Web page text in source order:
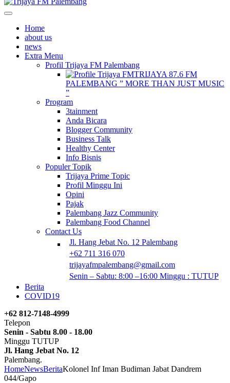
Home
about us
news
Extra Menu
Profil Trijaya FM Palembang
TRIJAYA 87.6 FM
PALEMBANG ” MORE THAN JUST MUSIC
”
Program
3tainment
Anda Bicara
Blogger Community
Business Talk
Healthy Center
Info Bisnis
Populer Topik
Trijaya Prime Topic
Profil Minggu Ini
Opini
Pajak
Palembang Jazz Community
Palembang Food Channel
Contact Us
Jl. Hang Jebat No. 12 Palembang
+62 711 316 070
trijayafmpalembang@gmail.com
Senin – Sabtu: 8:00 –16:00 Minggu : TUTUP
Berita
COVID19
+62 812-7148-4999
Telepon
Senin - Sabtu 8.00 - 18.00
Minggu TUTUP
Jl. Hang Jebat No. 12
Palembang.
HomeNewsBeritaKolonel Inf Iman Budiman Jabat Dandrem
044/Gapo